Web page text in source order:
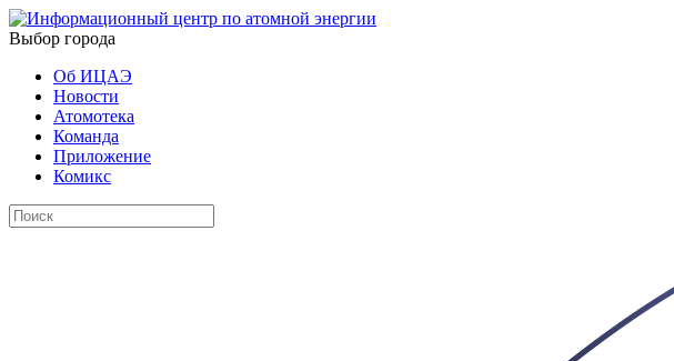
Выбор города
Об ИЦАЭ
Новости
Атомотека
Команда
Приложение
Комикс